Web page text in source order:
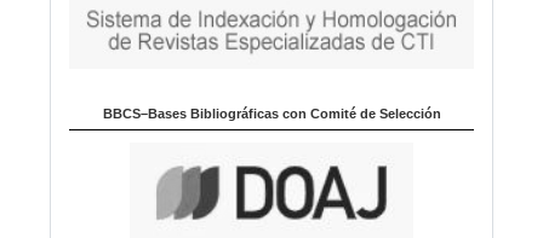
BBCS–Bases Bibliográficas con Comité de Selección